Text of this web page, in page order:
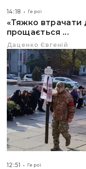
14:18 Герої
«Тяжко втрачати
прощається ...
Даценко Євгеній
12:51 Герої